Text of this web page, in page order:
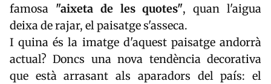
famosa "aixeta de les quotes", quan l'aigua
deixa de rajar, el paisatge s'asseca.
I quina és la imatge d'aquest paisatge andorrà
actual? Doncs una nova tendència decorativa
que està arrasant als aparadors del país: el